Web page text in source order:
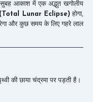
सुबह आकाश में एक अद्भुत खगोलीय
(Total Lunar Eclipse) होगा,
और कुछ समय के लिए गहरे लाल
की छाया चंद्रमा पर पड़ती है।